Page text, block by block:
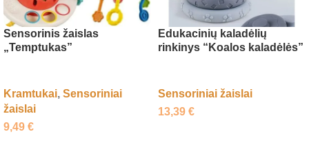
Sensorinis žaislas
„Temptukas”
Kramtukai, Sensoriniai
žaislai
9,49 €
Edukacinių kaladėlių
rinkinys “Koalos kaladėlės”
Sensoriniai žaislai
13,39 €